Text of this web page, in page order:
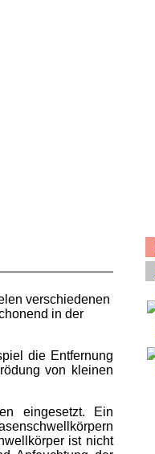
verschiedenen
in der
die Entfernung
von kleinen
eingesetzt. Ein
ist nicht